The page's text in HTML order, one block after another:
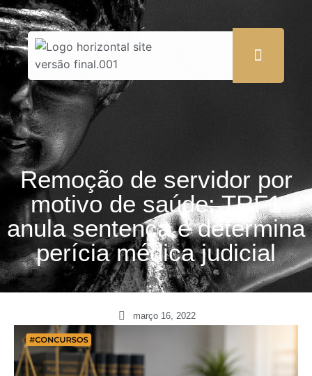
Remoção de servidor por
motivo de saúde: TRF1
anula sentença e determina
perícia médica judicial
março 16, 2022